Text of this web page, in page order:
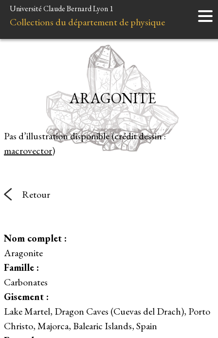
Accueil
Instruments
Liens et ressources
Université Claude Bernard Lyon 1
Collections du département de physique
Pas d’illustration disponible (crédit dessin :
macrovector)
ARAGONITE
Retour
Nom complet :
Aragonite
Famille :
Carbonates
Gisement :
Lake Martel, Dragon Caves (Cuevas del Drach), Porto
Christo, Majorca, Balearic Islands, Spain